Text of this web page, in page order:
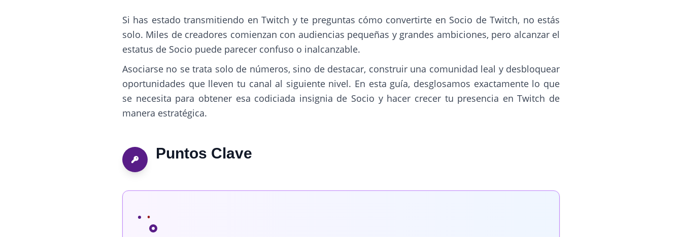
Si has estado transmitiendo en Twitch y te preguntas cómo convertirte en Socio de Twitch, no estás
solo. Miles de creadores comienzan con audiencias pequeñas y grandes ambiciones, pero alcanzar el
estatus de Socio puede parecer confuso o inalcanzable.
Asociarse no se trata solo de números, sino de destacar, construir una comunidad leal y desbloquear
oportunidades que lleven tu canal al siguiente nivel. En esta guía, desglosamos exactamente lo que
se necesita para obtener esa codiciada insignia de Socio y hacer crecer tu presencia en Twitch de
manera estratégica.
Puntos Clave